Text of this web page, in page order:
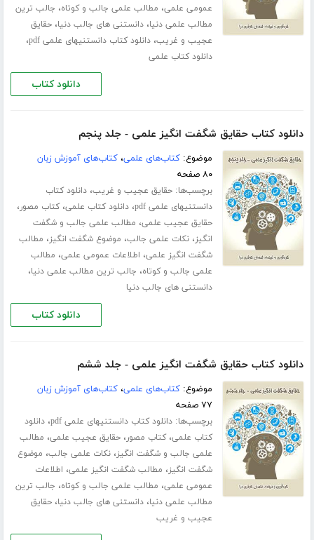
عمومی علمی، مطالب علمی جالب و کوتاه، جالب ترین
مطالب علمی دنیا،دانستنی های جالب دنیا،حقایق
عجیب و غریب،دانلود کتاب دانستنیهای علمی pdf ،
دانلود کتاب علمی
دانلود کتاب
دانلود کتاب حقایق شگفت انگیز علمی - جلد پنجم
موضوع:کتاب‌های علمی،کتاب‌های آموزش زبان
۸۰ صفحه
برچسب‌ها:حقایق عجیب و غریب،دانلود کتاب
دانستنیهای علمی pdf
،دانلود کتاب علمی،کتاب مصور،
حقایق عجیب علمی، مطالب علمی جالب و شگفت
انگیز،نکات علمی جالب، موضوع شگفت انگیز، مطالب
شگفت انگیز علمی، اطلاعات عمومی علمی، مطالب
علمی جالب و کوتاه، جالب ترین مطالب علمی دنیا،
دانستنی های جالب دنیا
دانلود کتاب
دانلود کتاب حقایق شگفت انگیز علمی - جلد ششم
موضوع:کتاب‌های علمی،کتاب‌های آموزش زبان
۷۷ صفحه
برچسب‌ها:دانلود کتاب دانستنیهای علمی pdf ،دانلود
کتاب علمی،کتاب مصور،حقایق عجیب علمی، مطالب
علمی جالب و شگفت انگیز،نکات علمی جالب، موضوع
شگفت انگیز، مطالب شگفت انگیز علمی، اطلاعات
عمومی علمی، مطالب علمی جالب و کوتاه، جالب ترین
مطالب علمی دنیا،دانستنی های جالب دنیا،حقایق
عجیب و غریب